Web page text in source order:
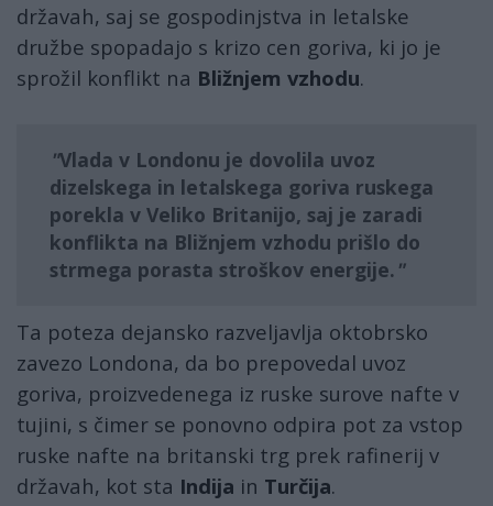
državah, saj se gospodinjstva in letalske
družbe spopadajo s krizo cen goriva, ki jo je
sprožil konflikt na Bližnjem vzhodu.
Vlada v Londonu je dovolila uvoz
dizelskega in letalskega goriva ruskega
porekla v Veliko Britanijo, saj je zaradi
konflikta na Bližnjem vzhodu prišlo do
strmega porasta stroškov energije.
Ta poteza dejansko razveljavlja oktobrsko
zavezo Londona, da bo prepovedal uvoz
goriva, proizvedenega iz ruske surove nafte v
tujini, s čimer se ponovno odpira pot za vstop
ruske nafte na britanski trg prek rafinerij v
državah, kot sta Indija in Turčija.